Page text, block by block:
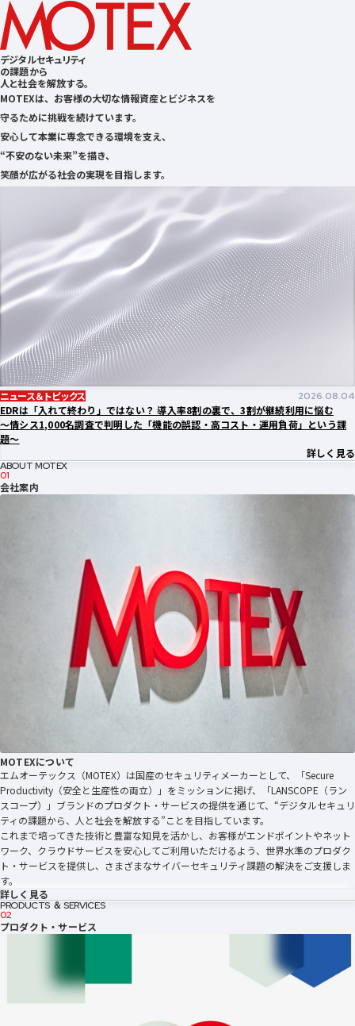
デジタルセキュリティ
の課題から
人と社会を解放する。
MOTEXは、お客様の大切な情報資産とビジネスを
守るために挑戦を続けています。
安心して本業に専念できる環境を支え、
“不安のない未来”を描き、
笑顔が広がる社会の実現を目指します。
ニュース＆トピックス 2026.08.04
EDRは「入れて終わり」ではない？ 導入率8割の裏で、3割が継続利用に悩む
～情シス1,000名調査で判明した「機能の誤認・高コスト・運用負荷」という課
題〜
詳しく見る
ABOUT MOTEX
01
会社案内
MOTEXについて
エムオーテックス（MOTEX）は国産のセキュリティメーカーとして、「Secure
Productivity（安全と生産性の両立）」をミッションに掲げ、「LANSCOPE（ラン
スコープ）」ブランドのプロダクト・サービスの提供を通じて、“デジタルセキュリ
ティの課題から、人と社会を解放する”ことを目指しています。
これまで培ってきた技術と豊富な知見を活かし、お客様がエンドポイントやネット
ワーク、クラウドサービスを安心してご利用いただけるよう、世界水準のプロダク
ト・サービスを提供し、さまざまなサイバーセキュリティ課題の解決をご支援しま
す。
詳しく見る
PRODUCTS ＆ SERVICES
02
プロダクト・サービス